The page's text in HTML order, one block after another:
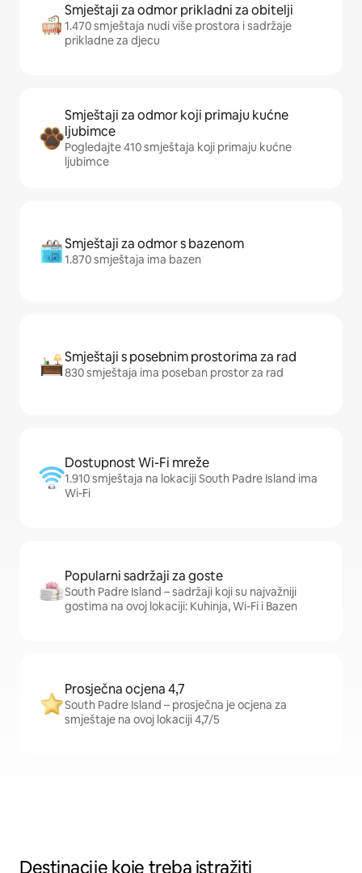
Smještaji za odmor prikladni za obitelji
1.470 smještaja nudi više prostora i sadržaje
prikladne za djecu
Smještaji za odmor koji primaju kućne
ljubimce
Pogledajte 410 smještaja koji primaju kućne
ljubimce
Smještaji za odmor s bazenom
1.870 smještaja ima bazen
Smještaji s posebnim prostorima za rad
830 smještaja ima poseban prostor za rad
Dostupnost Wi-Fi mreže
1.910 smještaja na lokaciji South Padre Island ima
Wi-Fi
Popularni sadržaji za goste
South Padre Island – sadržaji koji su najvažniji
gostima na ovoj lokaciji: Kuhinja, Wi-Fi i Bazen
Prosječna ocjena 4,7
South Padre Island – prosječna je ocjena za
smještaje na ovoj lokaciji 4,7/5
Destinacije koje treba istražiti